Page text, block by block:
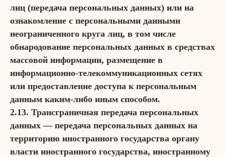
лиц (передача персональных данных) или на
ознакомление с персональными данными
неограниченного круга лиц, в том числе
обнародование персональных данных в средствах
массовой информации, размещение в
информационно-телекоммуникационных сетях
или предоставление доступа к персональным
данным каким-либо иным способом.
2.13. Трансграничная передача персональных
данных — передача персональных данных на
территорию иностранного государства органу
власти иностранного государства, иностранному